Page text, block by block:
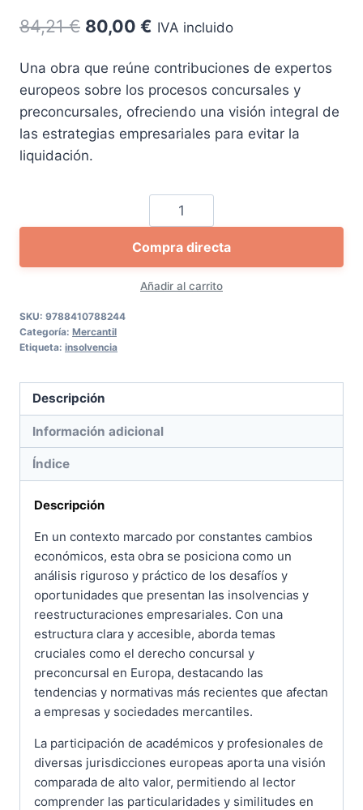
84,21€ El
original
era:
84,21 €.
80,00 € El
actual
es:
80,00 €.
IVA incluido
Una obra que reúne contribuciones de expertos
europeos sobre los procesos concursales y
preconcursales, ofreciendo una visión integral de
las estrategias empresariales para evitar la
liquidación.
Perímetros
de
insolvencia,
parámetros
de
Añadir al carrito
Compra directa
SKU: 9788410788244
Categoría: Mercantil
Etiqueta: insolvencia
Descripción
Información adicional
Índice
Descripción
En un contexto marcado por constantes cambios
económicos, esta obra se posiciona como un
análisis riguroso y práctico de los desafíos y
oportunidades que presentan las insolvencias y
reestructuraciones empresariales. Con una
estructura clara y accesible, aborda temas
cruciales como el derecho concursal y
preconcursal en Europa, destacando las
tendencias y normativas más recientes que afectan
a empresas y sociedades mercantiles.
La participación de académicos y profesionales de
diversas jurisdicciones europeas aporta una visión
comparada de alto valor, permitiendo al lector
comprender las particularidades y similitudes en